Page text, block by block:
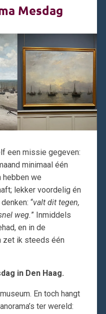
Mesdag
een missie gegeven:
minimaal één
hebben we
lekker voordelig én
“valt dit tegen,
weg.” Inmiddels
en in de
zet ik steeds één
in Den Haag.
En toch hangt
ter wereld: